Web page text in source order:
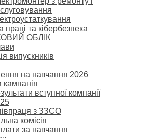
праці та кібербезпека
ОБЛІК
випускників
на навчання 2026
кампанія
вступної компанії
з ЗЗСО
комісія
за навчання